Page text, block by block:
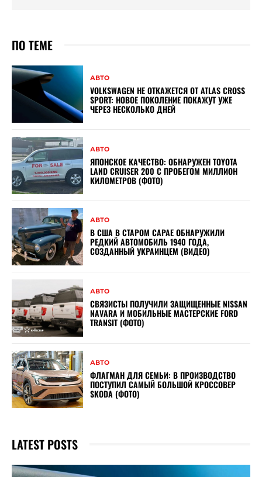
ПО ТЕМЕ
АВТО
VOLKSWAGEN НЕ ОТКАЖЕТСЯ ОТ ATLAS CROSS
SPORT: НОВОЕ ПОКОЛЕНИЕ ПОКАЖУТ УЖЕ
ЧЕРЕЗ НЕСКОЛЬКО ДНЕЙ
АВТО
ЯПОНСКОЕ КАЧЕСТВО: ОБНАРУЖЕН TOYOTA
LAND CRUISER 200 С ПРОБЕГОМ МИЛЛИОН
КИЛОМЕТРОВ (ФОТО)
АВТО
В США В СТАРОМ САРАЕ ОБНАРУЖИЛИ
РЕДКИЙ АВТОМОБИЛЬ 1940 ГОДА,
СОЗДАННЫЙ УКРАИНЦЕМ (ВИДЕО)
АВТО
СВЯЗИСТЫ ПОЛУЧИЛИ ЗАЩИЩЕННЫЕ NISSAN
NAVARA И МОБИЛЬНЫЕ МАСТЕРСКИЕ FORD
TRANSIT (ФОТО)
АВТО
ФЛАГМАН ДЛЯ СЕМЬИ: В ПРОИЗВОДСТВО
ПОСТУПИЛ САМЫЙ БОЛЬШОЙ КРОССОВЕР
SKODA (ФОТО)
LATEST POSTS